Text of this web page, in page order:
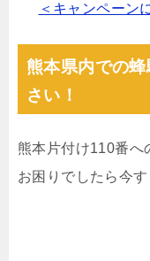
＜キャンペーン
熊本県内での
さい！
熊本片付け110番へ
お困りでしたら今